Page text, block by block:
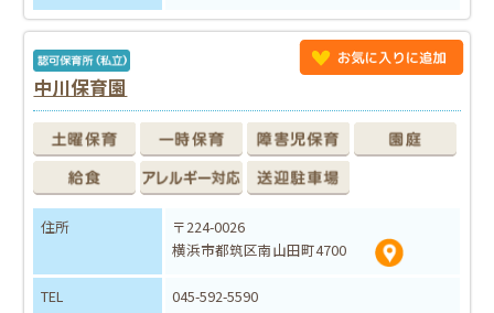
中川保育園
住所
〒224-0026
横浜市都筑区南山田町4700
TEL
045-592-5590